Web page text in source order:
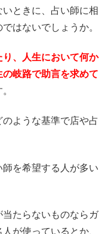
ときに、占い師に相
はないでしょうか。
、人生において何か
岐路で助言を求めて
ような基準で店や占
を希望する人が多い
たらないものならガ
が使っているとか、